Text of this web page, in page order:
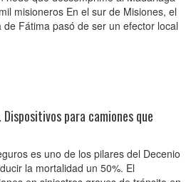
misioneros En el sur de Misiones, el
Fátima pasó de ser un efector local
para camiones que
es uno de los pilares del Decenio
la mortalidad un 50%. El